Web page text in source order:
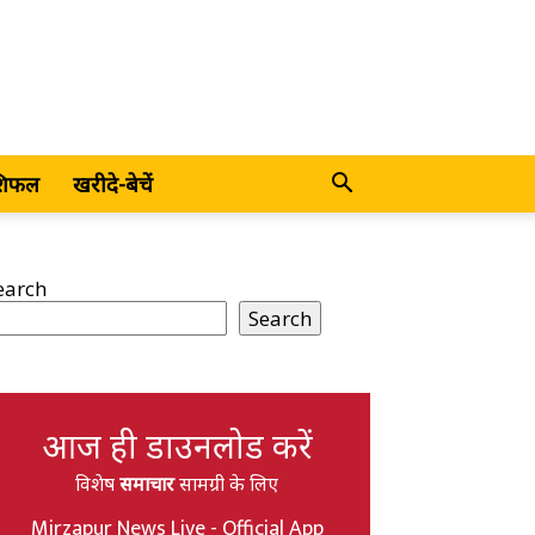
खरीदे-बेचें
Search
आज ही डाउनलोड करें
विशेषसमाचारसामग्री के लिए